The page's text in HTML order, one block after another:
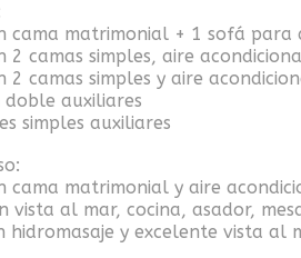
cama matrimonial + 1 sofá
2 camas simples, aire
2 camas simples y aire
doble auxiliares
simples auxiliares
cama matrimonial y aire
vista al mar, cocina, asador,
hidromasaje y excelente vista al